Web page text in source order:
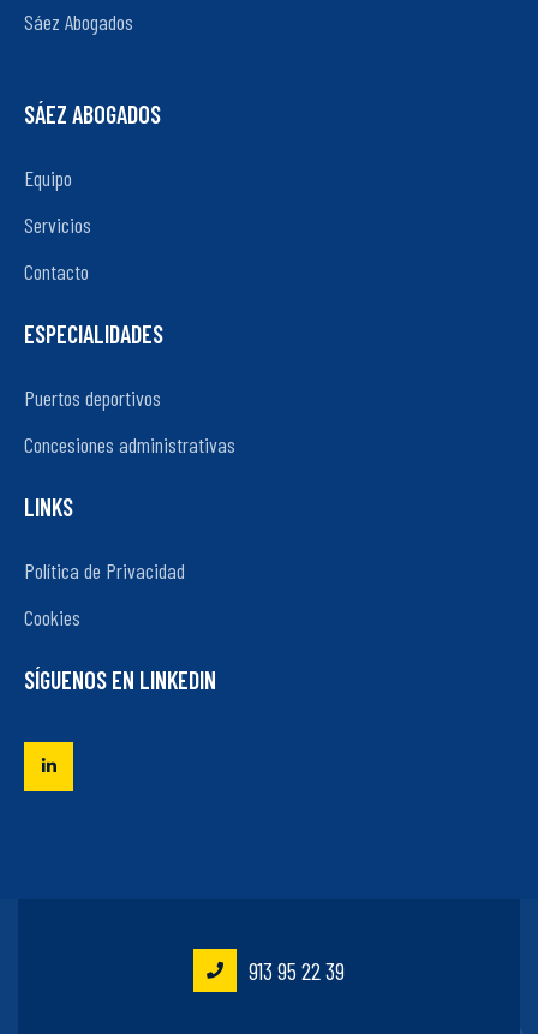
Sáez Abogados
SÁEZ ABOGADOS
Equipo
Servicios
Contacto
ESPECIALIDADES
Puertos deportivos
Concesiones administrativas
LINKS
Política de Privacidad
Cookies
SÍGUENOS EN LINKEDIN
913 95 22 39